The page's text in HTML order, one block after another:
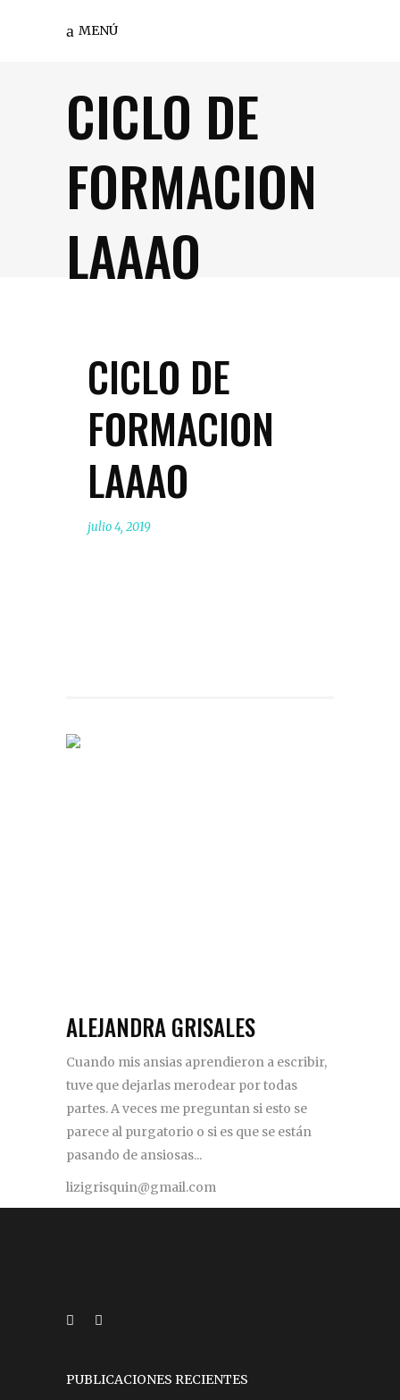
MENÚ
CICLO DE
FORMACION
LAAAO
CICLO DE
FORMACION
LAAAO
julio 4, 2019
ALEJANDRA GRISALES
Cuando mis ansias aprendieron a escribir,
tuve que dejarlas merodear por todas
partes. A veces me preguntan si esto se
parece al purgatorio o si es que se están
pasando de ansiosas...
lizigrisquin@gmail.com
PUBLICACIONES RECIENTES